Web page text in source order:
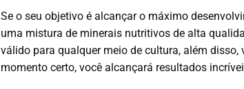
Se o seu objetivo é alcançar o máximo
uma mistura de minerais nutritivos de alta
válido para qualquer meio de cultura, além
momento certo, você alcançará resultados